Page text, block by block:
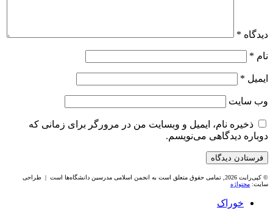
دیدگاه *
نام *
ایمیل *
وب‌ سایت
ذخیره نام، ایمیل و وبسایت من در مرورگر برای زمانی که
دوباره دیدگاهی می‌نویسم.
© کپی‌رایت 2026, تمامی حقوق متعلق است به انجمن اسلامی مدرسین دانشگاه‌ها است | طراحی
سایت: محتواژه
خوراک